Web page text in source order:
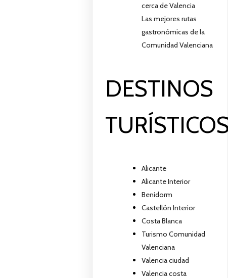
cerca de Valencia
Las mejores rutas
gastronómicas de la
Comunidad Valenciana
DESTINOS
Alicante
Alicante Interior
Benidorm
Castellón Interior
Costa Blanca
Turismo Comunidad
Valenciana
Valencia ciudad
Valencia costa